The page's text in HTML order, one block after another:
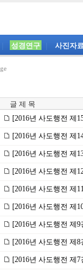
성경연구 사진자
글 제 목
[2016년 사도행전 제
[2016년 사도행전 제
[2016년 사도행전 제
[2016년 사도행전 제
[2016년 사도행전 제
[2016년 사도행전 제
[2016년 사도행전 제
[2016년 사도행전 제
[2016년 사도행전 제